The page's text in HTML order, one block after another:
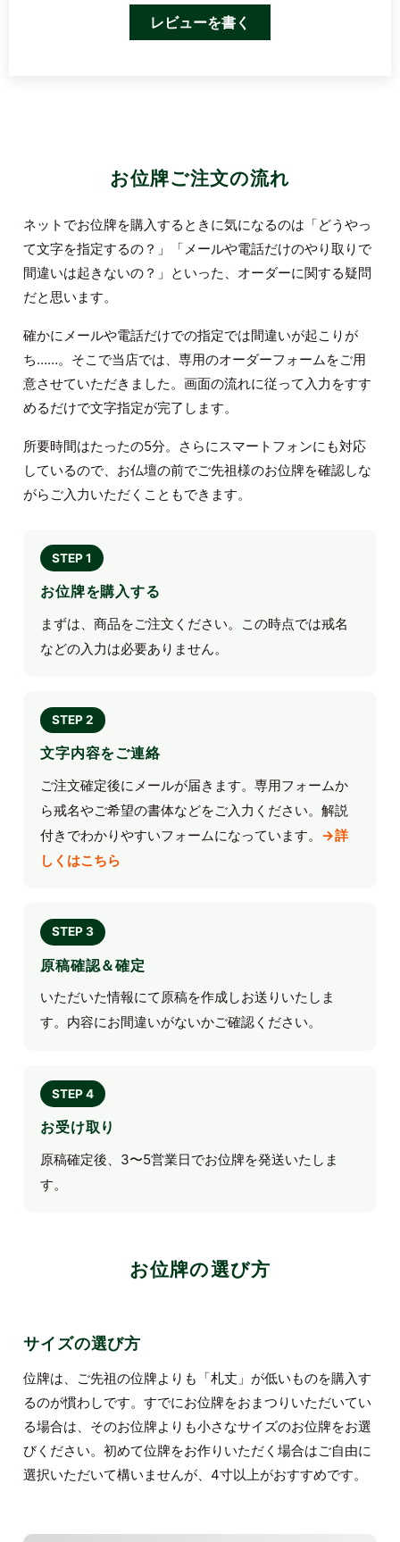
レビューを書く
お位牌ご注文の流れ
ネットでお位牌を購入するときに気になるのは「どうやっ
て文字を指定するの？」「メールや電話だけのやり取りで
間違いは起きないの？」といった、オーダーに関する疑問
だと思います。
確かにメールや電話だけでの指定では間違いが起こりが
ち……。そこで当店では、専用のオーダーフォームをご用
意させていただきました。画面の流れに従って入力をすす
めるだけで文字指定が完了します。
所要時間はたったの5分。さらにスマートフォンにも対応
しているので、お仏壇の前でご先祖様のお位牌を確認しな
がらご入力いただくこともできます。
STEP 1
お位牌を購入する
まずは、商品をご注文ください。この時点では戒名
などの入力は必要ありません。
STEP 2
文字内容をご連絡
ご注文確定後にメールが届きます。専用フォームか
ら戒名やご希望の書体などをご入力ください。解説
付きでわかりやすいフォームになっています。 →詳
しくはこちら
STEP 3
原稿確認＆確定
いただいた情報にて原稿を作成しお送りいたしま
す。内容にお間違いがないかご確認ください。
STEP 4
お受け取り
原稿確定後、3〜5営業日でお位牌を発送いたしま
す。
お位牌の選び方
サイズの選び方
位牌は、ご先祖の位牌よりも「札丈」が低いものを購入す
るのが慣わしです。すでにお位牌をおまつりいただいてい
る場合は、そのお位牌よりも小さなサイズのお位牌をお選
びください。初めて位牌をお作りいただく場合はご自由に
選択いただいて構いませんが、4寸以上がおすすめです。